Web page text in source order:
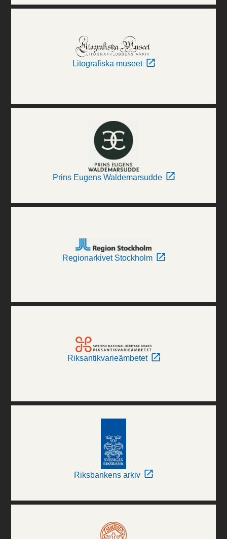
Litografiska museet
Prins Eugens Waldemarsudde
Regionarkivet Stockholm
Riksantikvarieämbetet
Riksbankens arkiv